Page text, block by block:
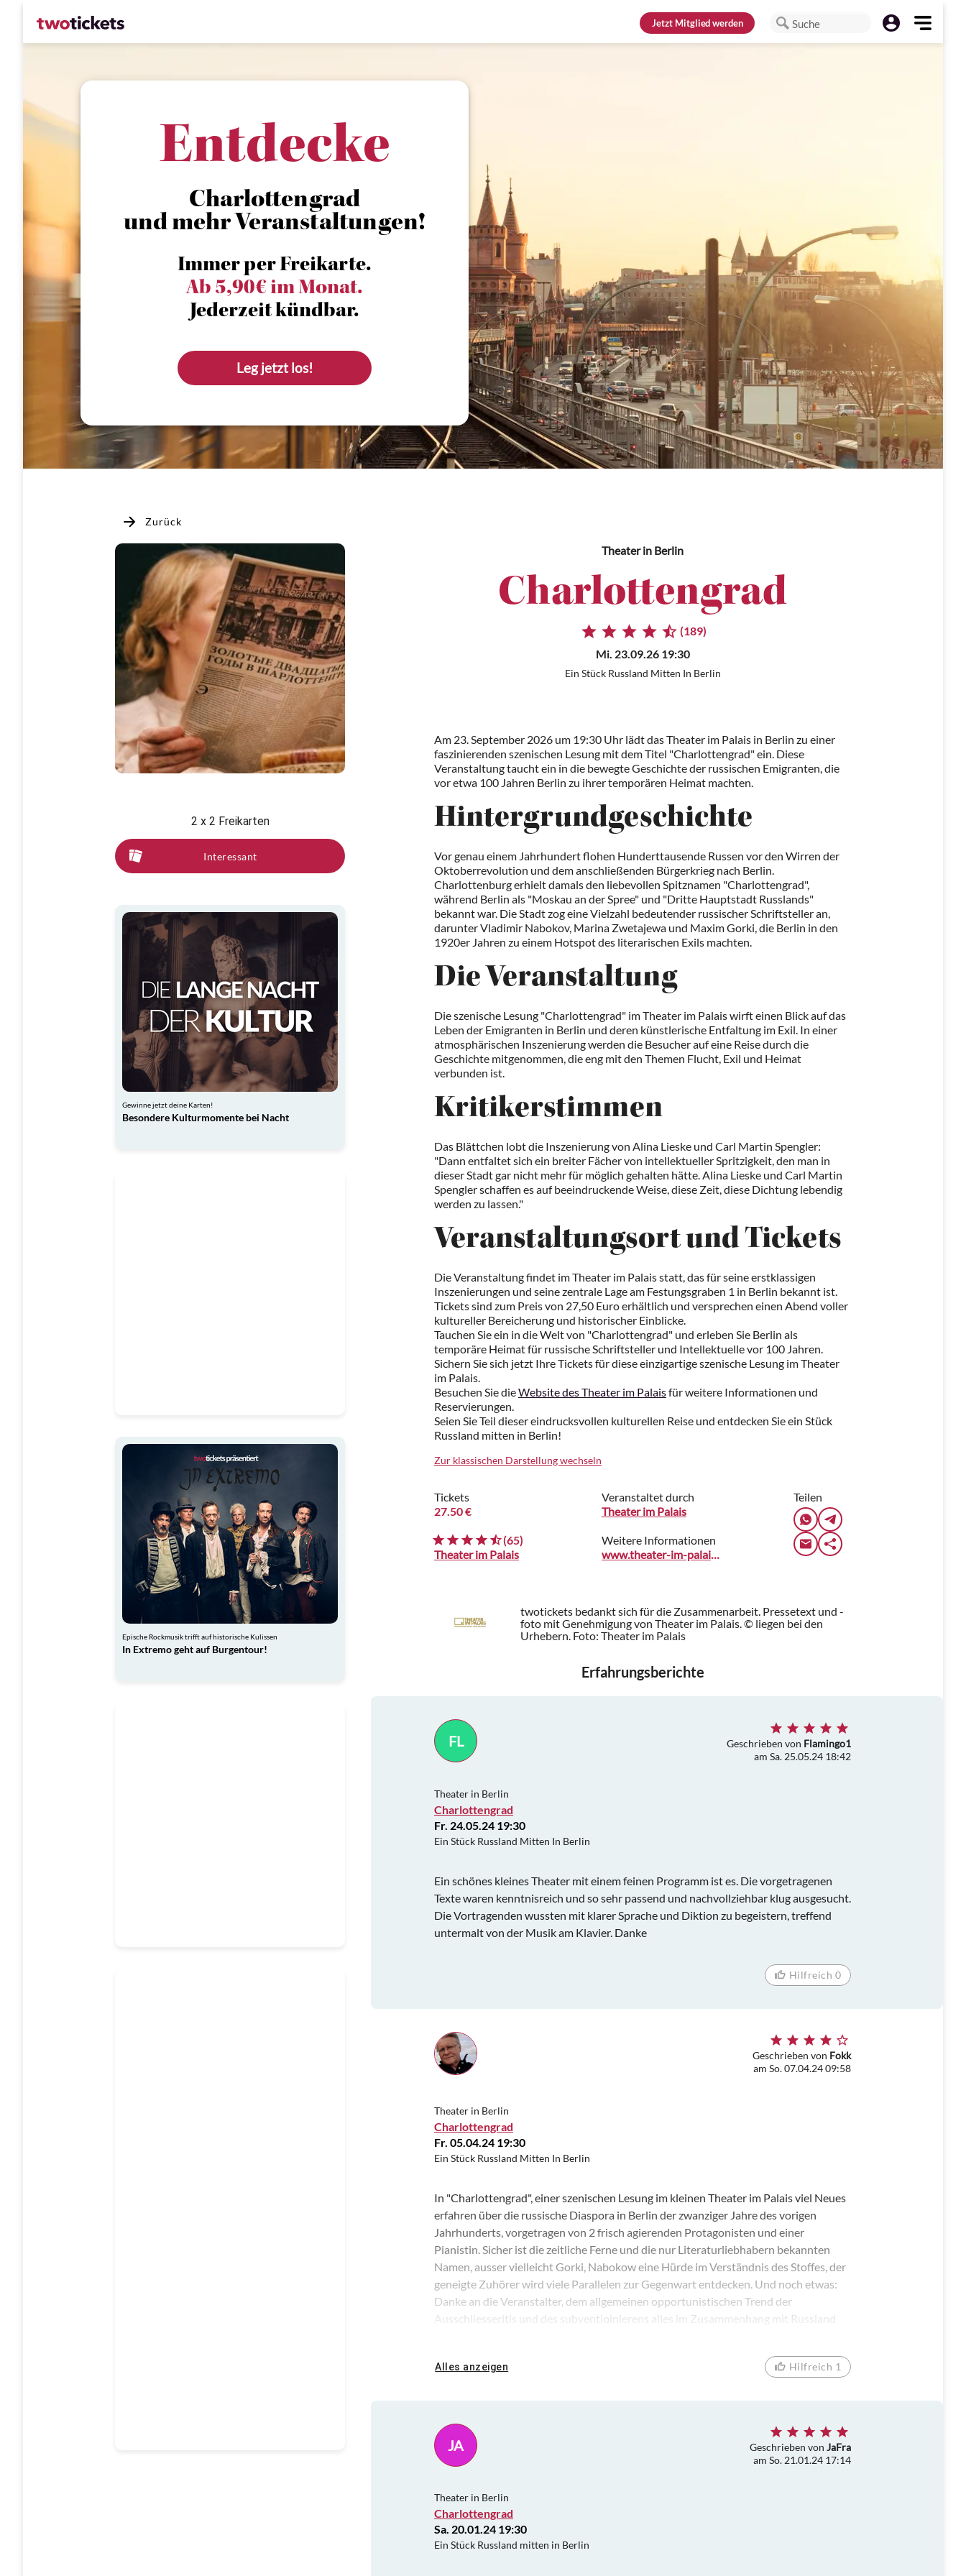
JetztMitglied werden Suche
Entdecke
Charlottengrad
und mehr Veranstaltungen!
Immer per Freikarte.
Ab 5,90€ im Monat.
Jederzeit kündbar.
Leg jetzt los!
Zurück
2 x 2 Freikarten
Interessant
Gewinne jetzt deine Karten!
Besondere Kulturmomente bei Nacht
Epische Rockmusik trifft auf historische Kulissen
In Extremo geht auf Burgentour!
Theaterin Berlin
Charlottengrad
(189)
Mi. 23.09.26 19:30
Ein Stück Russland Mitten In Berlin
Am 23. September 2026 um 19:30 Uhr lädt das Theater im Palais in Berlin zu einer
faszinierenden szenischen Lesung mit dem Titel "Charlottengrad" ein. Diese
Veranstaltung taucht ein in die bewegte Geschichte der russischen Emigranten, die
vor etwa 100 Jahren Berlin zu ihrer temporären Heimat machten.
Hintergrundgeschichte
Vor genau einem Jahrhundert flohen Hunderttausende Russen vor den Wirren der
Oktoberrevolution und dem anschließenden Bürgerkrieg nach Berlin.
Charlottenburg erhielt damals den liebevollen Spitznamen "Charlottengrad",
während Berlin als "Moskau an der Spree" und "Dritte Hauptstadt Russlands"
bekannt war. Die Stadt zog eine Vielzahl bedeutender russischer Schriftsteller an,
darunter Vladimir Nabokov, Marina Zwetajewa und Maxim Gorki, die Berlin in den
1920er Jahren zu einem Hotspot des literarischen Exils machten.
Die Veranstaltung
Die szenische Lesung "Charlottengrad" im Theater im Palais wirft einen Blick auf das
Leben der Emigranten in Berlin und deren künstlerische Entfaltung im Exil. In einer
atmosphärischen Inszenierung werden die Besucher auf eine Reise durch die
Geschichte mitgenommen, die eng mit den Themen Flucht, Exil und Heimat
verbunden ist.
Kritikerstimmen
Das Blättchen lobt die Inszenierung von Alina Lieske und Carl Martin Spengler:
"Dann entfaltet sich ein breiter Fächer von intellektueller Spritzigkeit, den man in
dieser Stadt gar nicht mehr für möglich gehalten hätte. Alina Lieske und Carl Martin
Spengler schaffen es auf beeindruckende Weise, diese Zeit, diese Dichtung lebendig
werden zu lassen."
Veranstaltungsort und Tickets
Die Veranstaltung findet im Theater im Palais statt, das für seine erstklassigen
Inszenierungen und seine zentrale Lage am Festungsgraben 1 in Berlin bekannt ist.
Tickets sind zum Preis von 27,50 Euro erhältlich und versprechen einen Abend voller
kultureller Bereicherung und historischer Einblicke.
Tauchen Sie ein in die Welt von "Charlottengrad" und erleben Sie Berlin als
temporäre Heimat für russische Schriftsteller und Intellektuelle vor 100 Jahren.
Sichern Sie sich jetzt Ihre Tickets für diese einzigartige szenische Lesung im Theater
im Palais.
Besuchen Sie dieWebsite des Theater im Palaisfür weitere Informationen und
Reservierungen.
Seien Sie Teil dieser eindrucksvollen kulturellen Reise und entdecken Sie ein Stück
Russland mitten in Berlin!
Zur klassischen Darstellung wechseln
Tickets
27.50 €
(65)
Theater im Palais
Veranstaltet durch
Theater im Palais
Weitere Informationen
www.theater-im-palais.de
Teilen
twotickets bedankt sich für die Zusammenarbeit. Pressetext und -
foto mit Genehmigung von Theater im Palais. © liegen bei den
Urhebern. Foto: Theater im Palais
Erfahrungsberichte
FL Geschrieben von Flamingo1
am Sa. 25.05.24 18:42
Theater in Berlin
Charlottengrad
Fr. 24.05.24 19:30
Ein Stück Russland Mitten In Berlin
Ein schönes kleines Theater mit einem feinen Programm ist es. Die vorgetragenen
Texte waren kenntnisreich und so sehr passend und nachvollziehbar klug ausgesucht.
Die Vortragenden wussten mit klarer Sprache und Diktion zu begeistern, treffend
untermalt von der Musik am Klavier. Danke
Hilfreich 0
Geschrieben von Fokk
am So. 07.04.24 09:58
Theater in Berlin
Charlottengrad
Fr. 05.04.24 19:30
Ein Stück Russland Mitten In Berlin
In "Charlottengrad", einer szenischen Lesung im kleinen Theater im Palais viel Neues
erfahren über die russische Diaspora in Berlin der zwanziger Jahre des vorigen
Jahrhunderts, vorgetragen von 2 frisch agierenden Protagonisten und einer
Pianistin. Sicher ist die zeitliche Ferne und die nur Literaturliebhabern bekannten
Namen, ausser vielleicht Gorki, Nabokow eine Hürde im Verständnis des Stoffes, der
geneigte Zuhörer wird viele Parallelen zur Gegenwart entdecken. Und noch etwas:
Danke an die Veranstalter, dem allgemeinen opportunistischen Trend der
Ausschliesseritis und des subventioinierens alles im Zusammenhang mit Russland
Alles anzeigen Hilfreich 1
JA Geschrieben von JaFra
am So. 21.01.24 17:14
Theater in Berlin
Charlottengrad
Sa. 20.01.24 19:30
Ein Stück Russland mitten in Berlin